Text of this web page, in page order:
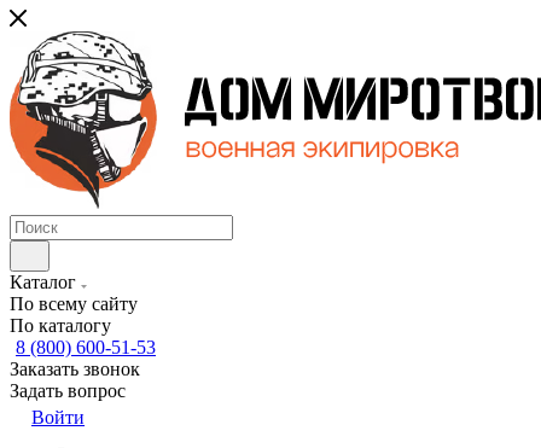
Каталог
По всему сайту
По каталогу
8 (800) 600-51-53
Заказать звонок
Задать вопрос
Войти